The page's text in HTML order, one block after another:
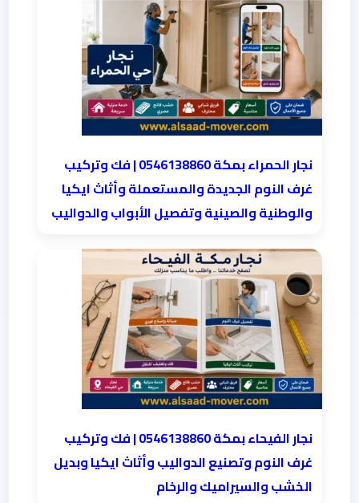
نجار الحمراء بمكة 0546138860⁩ | فك وتركيب
غرف النوم الجديدة والمستعملة وأثاث ايكيا
والوطنية والصينية وتفصيل الأبواب والدواليب
نجار الفيحاء بمكة 0546138860⁩ | فك وتركيب
غرف النوم وتصنيع الدواليب وأثاث ايكيا وبديل
الخشب والسيراميك والرخام